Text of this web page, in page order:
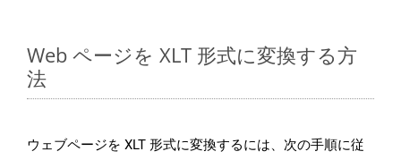
Web ページを XLT 形式に変換する方
法
ウェブページを XLT 形式に変換するには、次の手順に従